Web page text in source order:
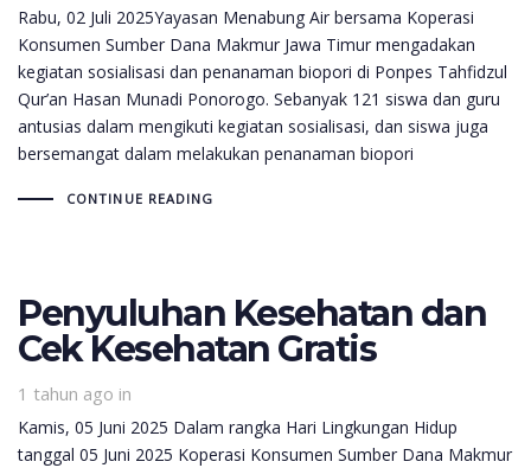
Rabu, 02 Juli 2025Yayasan Menabung Air bersama Koperasi
Konsumen Sumber Dana Makmur Jawa Timur mengadakan
kegiatan sosialisasi dan penanaman biopori di Ponpes Tahfidzul
Qur’an Hasan Munadi Ponorogo. Sebanyak 121 siswa dan guru
antusias dalam mengikuti kegiatan sosialisasi, dan siswa juga
bersemangat dalam melakukan penanaman biopori
CONTINUE READING
Penyuluhan Kesehatan dan
Cek Kesehatan Gratis
1 tahun ago in
Kamis, 05 Juni 2025 Dalam rangka Hari Lingkungan Hidup
tanggal 05 Juni 2025 Koperasi Konsumen Sumber Dana Makmur